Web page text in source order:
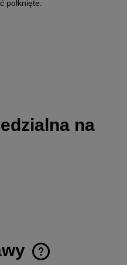
połknięte.
na
kosztów płatności